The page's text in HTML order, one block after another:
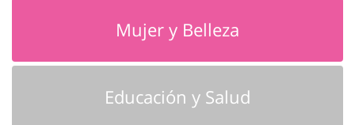
Mujer y Belleza
Educación y Salud